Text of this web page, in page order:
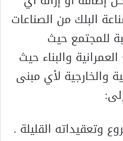
البلك من الصناعات
للمجتمع حيث
والبناء حيث
والخارجية لأي مبنى
وتعقيداته القليلة .